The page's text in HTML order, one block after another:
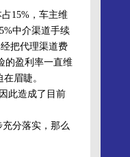
15%，车主维
中介渠道手续
把代理渠道费
的盈利率一直维
眉睫。
此造成了目前
分落实，那么